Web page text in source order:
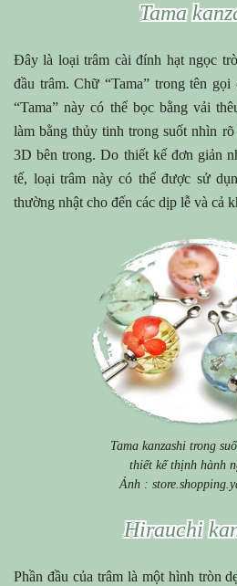
Tama
Đây là loại trâm cài đính hạt ngọc
đầu trâm. Chữ “Tama” trong tên
“Tama” này có thể bọc bằng vải
làm bằng thủy tinh trong suốt nhìn
3D bên trong. Do thiết kế đơn giản
tế, loại trâm này có thể được sử
thường nhật cho đến các dịp lễ và cả
Tama kanzashi trong
thiết kế thịnh hành
Ảnh :
Hirauchi
Phần đầu của trâm là một hình tròn